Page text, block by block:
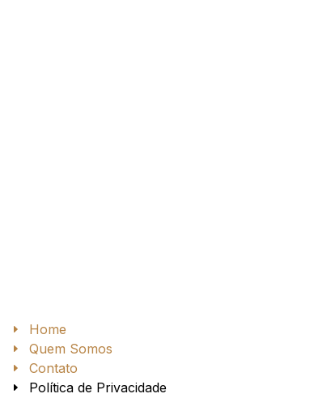
Home
Quem Somos
Contato
Política de Privacidade